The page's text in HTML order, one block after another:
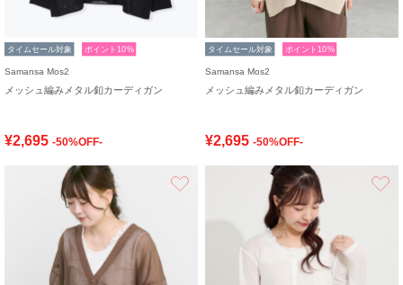
タイムセール対象 ポイント10%
Samansa Mos2
メッシュ編みメタル釦カーディガン
¥2,695 -50%OFF-
タイムセール対象 ポイント10%
Samansa Mos2
メッシュ編みメタル釦カーディガン
¥2,695 -50%OFF-